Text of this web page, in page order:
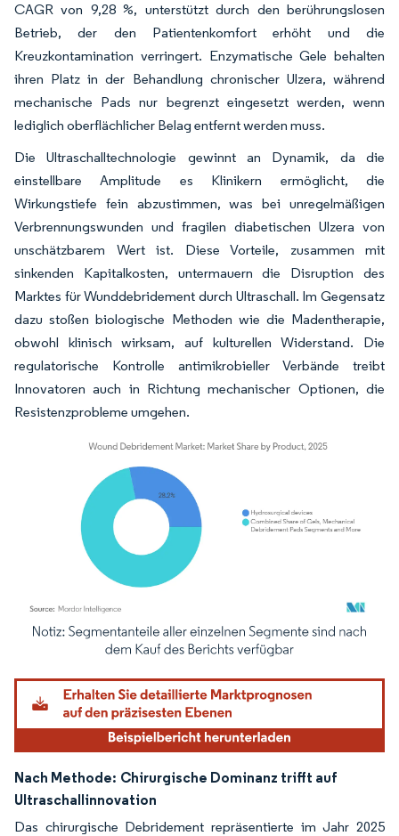
CAGR von 9,28 %, unterstützt durch den berührungslosen
Betrieb, der den Patientenkomfort erhöht und die
Kreuzkontamination verringert. Enzymatische Gele behalten
ihren Platz in der Behandlung chronischer Ulzera, während
mechanische Pads nur begrenzt eingesetzt werden, wenn
lediglich oberflächlicher Belag entfernt werden muss.
Die Ultraschalltechnologie gewinnt an Dynamik, da die
einstellbare Amplitude es Klinikern ermöglicht, die
Wirkungstiefe fein abzustimmen, was bei unregelmäßigen
Verbrennungswunden und fragilen diabetischen Ulzera von
unschätzbarem Wert ist. Diese Vorteile, zusammen mit
sinkenden Kapitalkosten, untermauern die Disruption des
Marktes für Wunddebridement durch Ultraschall. Im Gegensatz
dazu stoßen biologische Methoden wie die Madentherapie,
obwohl klinisch wirksam, auf kulturellen Widerstand. Die
regulatorische Kontrolle antimikrobieller Verbände treibt
Innovatoren auch in Richtung mechanischer Optionen, die
Resistenzprobleme umgehen.
Bild © Mordor Intelligence. Wiederverwendung erfordert Namensnennung
Nach Methode: Chirurgische Dominanz trifft auf
Ultraschallinnovation
Das chirurgische Debridement repräsentierte im Jahr 2025